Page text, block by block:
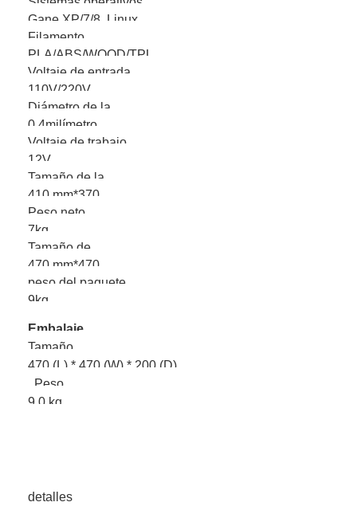
Gane XP/7/8, Linux,
Filamento
PLA/ABS/WOOD/TPU
Voltaje de entrada
110V/220V
Diámetro de la
0.4milímetro
Voltaje de trabajo
12V
Tamaño de la
410 mm*370
Peso neto
7kg
Tamaño de
470 mm*470
peso del paquete
9kg
Embalaje
Tamaño
470 (L) * 470 (W) * 200 (D)
Peso
9.0 kg
detalles